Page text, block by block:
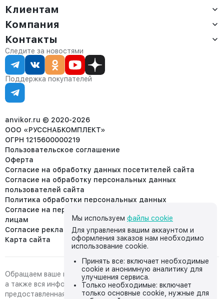
Клиентам
Доставка
Оплата
Сервис
Статус заказа
Статьи
Компания
О компании
Контакты
Партнёрам
Контакты
Отдел продаж:
8 (800) 234-22-62
corp@anvikor.ru
Ежедневно, с 7:00-19:00 (МСК)
Отдел рекламации:
8 (953) 455-25-61
Следите за новостями
Поддержка покупателей
anvikor.ru © 2020-2026
ООО «РУССНАБКОМПЛЕКТ»
ОГРН 1215600000219
Пользовательское соглашение
Оферта
Согласие на обработку данных посетителей сайта
Согласие на обработку персональных данных
пользователей сайта
Политика обработки персональных данных
Согласие на передачу персональных данных третьим
лицам
Согласие реклама
Карта сайта
Обращаем ваше внимание на то, что данный интернет-сайт,
а также вся информация о товарах и ценах,
предоставленная на нём, носит исключительно
Мы используем файлы cookie
Для управления вашим аккаунтом и
оформления заказов нам необходимо
использование cookie.
Принять все: включает необходимые
cookie и анонимную аналитику для
улучшения сервиса.
Только необходимые: включает
только основные cookie, нужные для